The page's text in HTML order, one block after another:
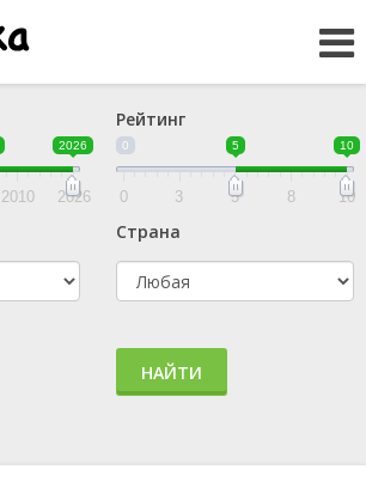
2026
2010 2026
Рейтинг
0 5 10
0 3 5 8 10
Страна
НАЙТИ